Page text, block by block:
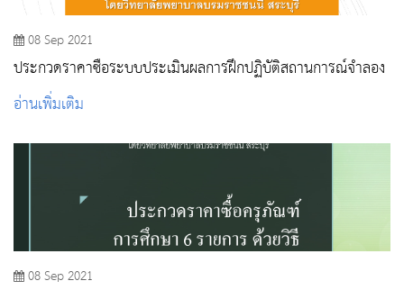
08 Sep 2021
ประกวดราคาซื้อระบบประเมินผลการฝึกปฏิบัติสถานการณ์จำลอง
อ่านเพิ่มเติม
08 Sep 2021